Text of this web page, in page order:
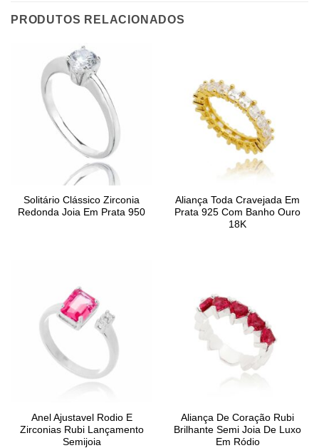
PRODUTOS RELACIONADOS
Solitário Clássico Zirconia
Redonda Joia Em Prata 950
Aliança Toda Cravejada Em
Prata 925 Com Banho Ouro
18K
Anel Ajustavel Rodio E
Zirconias Rubi Lançamento
Semijoia
Aliança De Coração Rubi
Brilhante Semi Joia De Luxo
Em Ródio